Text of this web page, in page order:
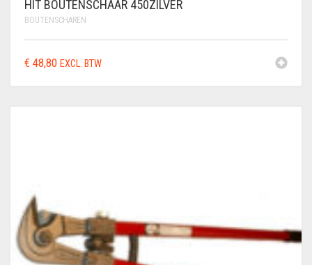
HIT BOUTENSCHAAR 450ZILVER
BOUTENSCHAREN
€ 48,80 EXCL. BTW